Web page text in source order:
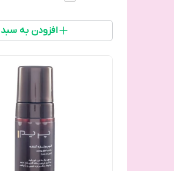
افزودن به سبد